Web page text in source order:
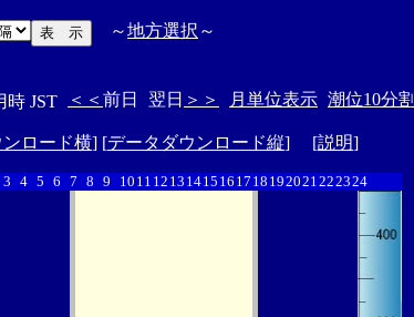
～地方選択 ～
時 JST ＜＜ 前日 翌日 ＞＞ 月単位表示 潮位10分割
ロード横] [データダウンロード縦] [説明]
3 4 5 6 7 8 9 10 11 12 13 1415 16 17 18 192021222324